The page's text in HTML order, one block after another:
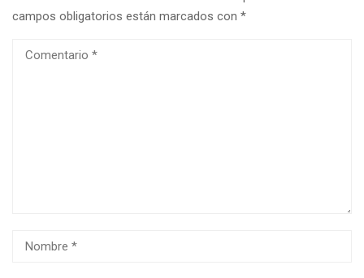
campos obligatorios están marcados con *